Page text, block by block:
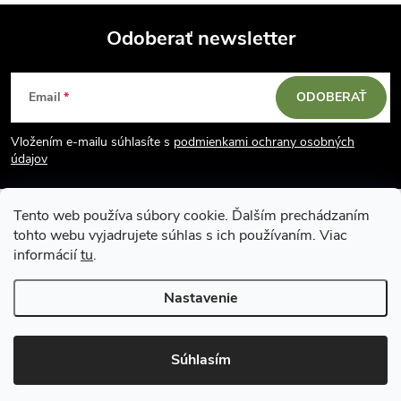
Tento web používa súbory cookie. Ďalším prechádzaním
tohto webu vyjadrujete súhlas s ich používaním. Viac
informáciítu.
Nastavenie
Súhlasím
Z
á
p
ä
e
Odoberať newsletter
Email
Vložením e-mailu súhlasíte s podmienkami ochrany osobných
údajov
ODOBERAŤ
Copyright 2026Vodácky obchod SUN sport. Všetky práva vyhradené.
Upraviť nastavenie cookies